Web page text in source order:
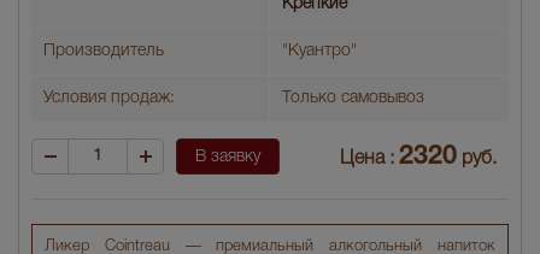
Ликер Cointreau — премиальный алкогольный напиток
Крепкие
Производитель "Куантро"
Условия продаж: Только самовывоз
В заявку Цена : 2320 руб.